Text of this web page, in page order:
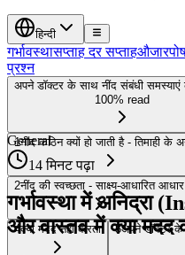
हिन्दी
गर्भावस्थासप्ताह दर सप्ताहऔजार
प्रश्न
अपने डॉक्टर के साथ नींद संबंधी समस्याएं
100% read
1नींद कठिन क्यों हो जाती है - तिमाही के
2नींद की स्वच्छता - साक्ष्य-आधारित आधार
4क्या मदद नहीं करता 5अपने डॉक्टर के
General
14 मिनट पढ़ा
गर्भावस्था में अनिद्रा
और वास्तव में क्या मदद